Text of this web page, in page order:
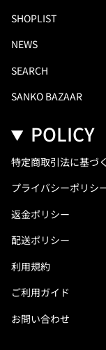
SHOPLIST
NEWS
SEARCH
SANKO BAZAAR
POLICY
特定商取引法に基づ
プライバシーポリシ
返金ポリシー
配送ポリシー
利用規約
ご利用ガイド
お問い合わせ